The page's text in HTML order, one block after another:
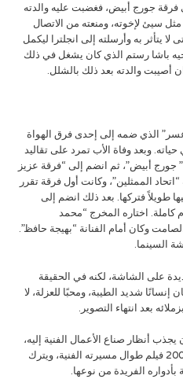
فرقة جورج أبيض، فغضبت عليه والدته
سيئ لإخوته، ومنعته من الاتصال
يتأثر به وأرسلته إلى انجلترا ليكمل
باشا رستم الذي كان يشغل في ذلك
والدته بعد ذلك بالشلل.
الذي ضمه إلى إحدى فرق الهواة
وبعد وفاة الأب تمرد على تقاليد
جورج أبيض”، ثم انضم إلى “فرقة عزيز
الممثلين”، وكانت أول فرقة تقرر
طويلاً فتركها. بعد ذلك انضم إلى
كاملة. اختاره المخرج “محمد
وكان أمام الفنانة “بهيجة حافظ”.
السينما.
على الشاشة، لكنه في الحقيقة
شديد الطيبة، ومحبًا للعزلة، لا
بعد انتهاء التصوير.
أنظار صناع الأعمال الفنية إليه،
ليشارك الفنان زكي رستم في أكثر من 200 فيلم طوال مسيرته الفنية، ويترك
الفريدة من نوعها.